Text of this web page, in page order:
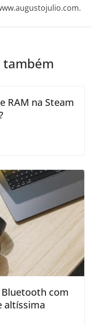
também
RAM na Steam
Bluetooth com
altíssima